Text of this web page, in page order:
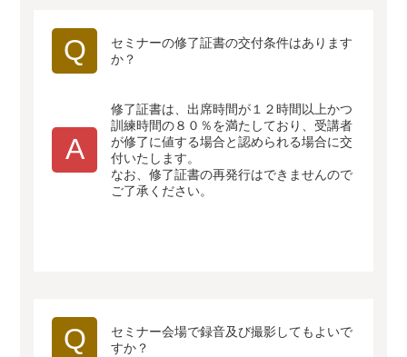
Q
セミナーの修了証書の交付条件はあります
か？
A
修了証書は、出席時間が１２時間以上かつ
訓練時間の８０％を満たしており、受講者
が修了に値する場合と認められる場合に交
付いたします。
なお、修了証書の再発行はできませんので
ご了承ください。
Q
セミナー会場で録音及び撮影してもよいで
すか？